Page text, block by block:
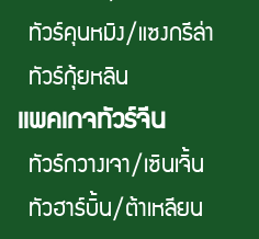
ทัวร์คุนหมิง/แซงกรีล่า
ทัวร์กุ้ยหลิน
เเพคเกจทัวร์จีน
ทัวร์กวางเจา/เซินเจิ้น
ทัวฮาร์บิ้น/ต้าเหลียน